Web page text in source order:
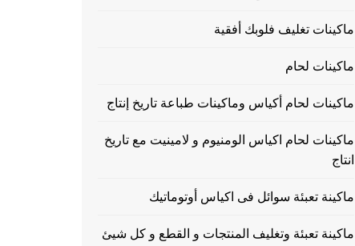
ماكينات تغليف فلوبك أفقية
ماكينات لحام
ماكينات لحام أكياس وماكينات طباعة تاريخ إنتاج
ماكينات لحام اكياس الومنيوم و لامينيت مع تاريخ
انتاج
ماكينة تعبئة سوائل فى اكياس أوتوماتيك
ماكينة تعبئة وتغليف المنتجات و القطع و كل شيئ